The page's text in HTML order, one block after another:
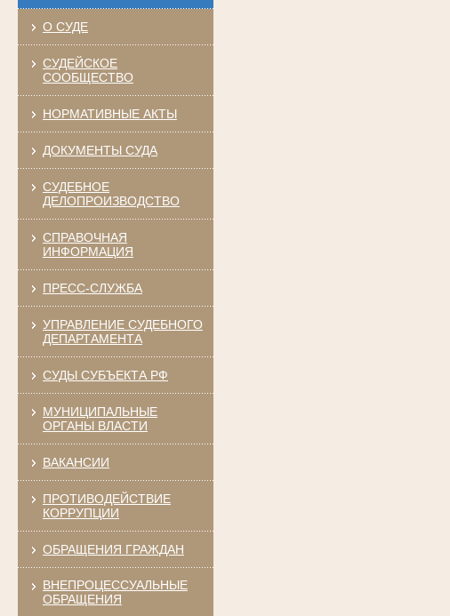
О СУДЕ
СУДЕЙСКОЕ
СООБЩЕСТВО
НОРМАТИВНЫЕ АКТЫ
ДОКУМЕНТЫ СУДА
СУДЕБНОЕ
ДЕЛОПРОИЗВОДСТВО
СПРАВОЧНАЯ
ИНФОРМАЦИЯ
ПРЕСС-СЛУЖБА
УПРАВЛЕНИЕ СУДЕБНОГО
ДЕПАРТАМЕНТА
СУДЫ СУБЪЕКТА РФ
МУНИЦИПАЛЬНЫЕ
ОРГАНЫ ВЛАСТИ
ВАКАНСИИ
ПРОТИВОДЕЙСТВИЕ
КОРРУПЦИИ
ОБРАЩЕНИЯ ГРАЖДАН
ВНЕПРОЦЕССУАЛЬНЫЕ
ОБРАЩЕНИЯ